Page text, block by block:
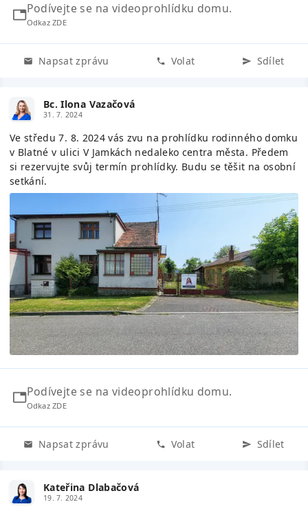
Podívejte se na videoprohlídku domu.
Odkaz ZDE
Napsat zprávu Volat Sdílet
Bc. Ilona Vazačová
31. 7. 2024
Ve středu 7. 8. 2024 vás zvu na prohlídku rodinného domku
v Blatné v ulici V Jamkách nedaleko centra města. Předem
si rezervujte svůj termín prohlídky. Budu se těšit na osobní
setkání.
Podívejte se na videoprohlídku domu.
Odkaz ZDE
Napsat zprávu Volat Sdílet
Kateřina Dlabačová
19. 7. 2024